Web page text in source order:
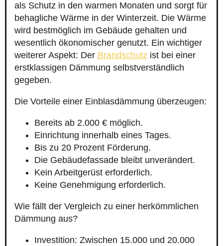
als Schutz in den warmen Monaten und sorgt für
behagliche Wärme in der Winterzeit. Die Wärme
wird bestmöglich im Gebäude gehalten und
wesentlich ökonomischer genutzt. Ein wichtiger
weiterer Aspekt: Der Brandschutz ist bei einer
erstklassigen Dämmung selbstverständlich
gegeben.
Die Vorteile einer Einblasdämmung überzeugen:
Bereits ab 2.000 € möglich.
Einrichtung innerhalb eines Tages.
Bis zu 20 Prozent Förderung.
Die Gebäudefassade bleibt unverändert.
Kein Arbeitgerüst erforderlich.
Keine Genehmigung erforderlich.
Wie fällt der Vergleich zu einer herkömmlichen
Dämmung aus?
Investition: Zwischen 15.000 und 20.000